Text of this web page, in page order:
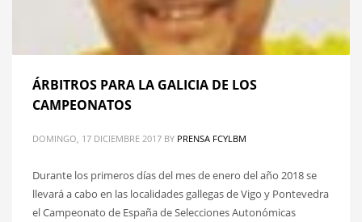
ÁRBITROS PARA LA GALICIA DE LOS
CAMPEONATOS
DOMINGO, 17 DICIEMBRE 2017 BY PRENSA FCYLBM
Durante los primeros días del mes de enero del año 2018 se
llevará a cabo en las localidades gallegas de Vigo y Pontevedra
el Campeonato de España de Selecciones Autonómicas